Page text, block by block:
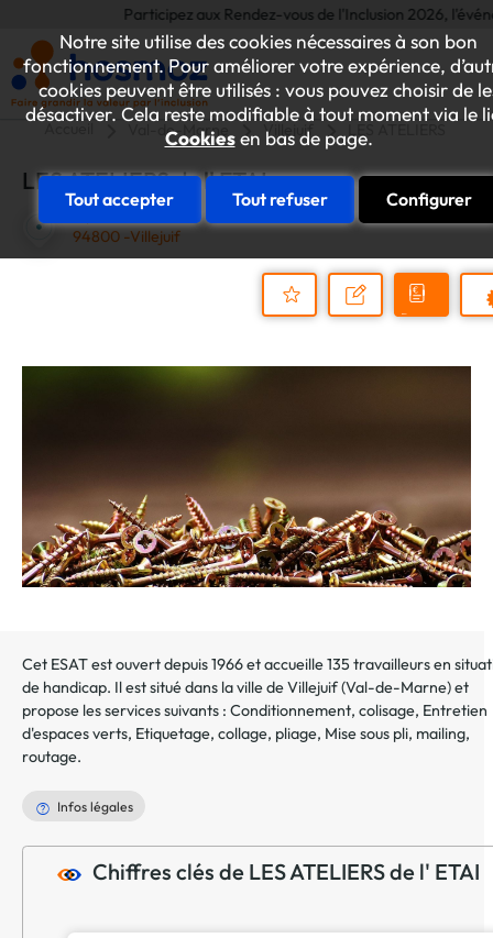
Notre site utilise des cookies nécessaires à son bon
fonctionnement. Pour améliorer votre expérience,
cookies peuvent être utilisés : vous pouvez choisir de
désactiver. Cela reste modifiable à tout moment via le
Cookiesen bas de page.
Tout accepter Tout refuser Configurer
Participez aux Rendez-vous de l'Inclusion 2026,
Accueil Val-de-Marne Villejuif
LES ATELIERS de l' ETAI
19, RUE CARNOT
94800 -Villejuif
Nous
Demander
Cet ESAT est ouvert depuis 1966 et accueille 135 travailleurs en
de handicap. Il est situé dans la ville deVillejuif(Val-de-Marne) et
propose les services suivants : Conditionnement, colisage, Entretien
d'espaces verts, Etiquetage, collage, pliage, Mise sous pli, mailing,
routage.
Infos légales
Chiffres clés de LES ATELIERS de l' ETAI